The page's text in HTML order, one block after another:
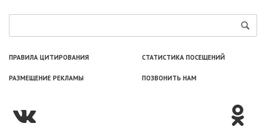
ПРАВИЛА ЦИТИРОВАНИЯ СТАТИСТИКА ПОСЕЩЕНИЙ
РАЗМЕЩЕНИЕ РЕКЛАМЫ ПОЗВОНИТЬ НАМ